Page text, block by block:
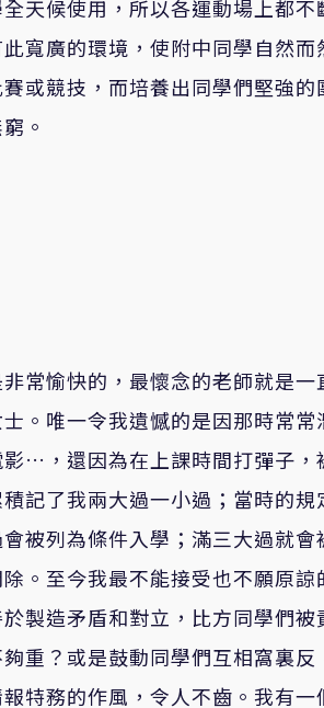
天候使用，所以各運動場上都
寬廣的環境，使附中同學自然
或競技，而培養出同學們堅強
。
常愉快的，最懷念的老師就是
。唯一令我遺憾的是因那時常
…，還因為在上課時間打彈子
記了我兩大過一小過；當時的
被列為條件入學；滿三大過就
。至今我最不能接受也不願原
於製造矛盾和對立，比方同學們
重？或是鼓動同學們互相窩裏
特務的作風，令人不齒。我有